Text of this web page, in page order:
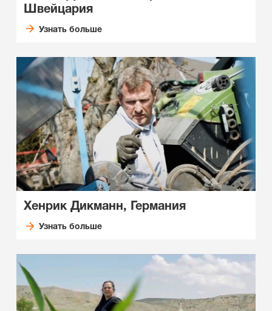
Швейцария
Узнать больше
Хенрик Дикманн, Германия
Узнать больше